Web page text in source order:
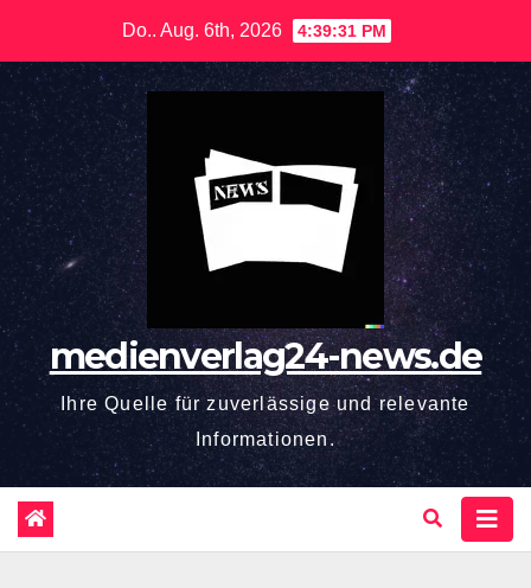
springen
Do.. Aug. 6th, 2026 4:39:32 PM
medienverlag24-news.de
Ihre Quelle für zuverlässige und relevante
Informationen.